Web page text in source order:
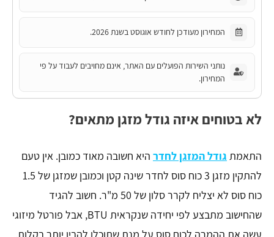
המחירון מעודכן לחודש אוגוסט בשנת 2026.
נותני השירות הפועלים עם האתר, אינם מחויבים לעבוד על פי
המחירון.
לא בטוחים איזה גודל מזגן מתאים?
התאמת גודל המזגן לחדר היא חשובה מאוד כמובן. אין טעם
להתקין מזגן 3 כוח סוס לחדר שינה קטן וכמובן שמזגן של 1.5
כוח סוס לא יצליח לקרר סלון של 50 מ"ר. חשוב להגיד
שהחישוב מתבצע לפי יחידה שנקראית BTU, אבל פורטל מיזוגי
עשה את ההמרה לכוח סוס על מנת שתוכלו להבין יותר בקלות.